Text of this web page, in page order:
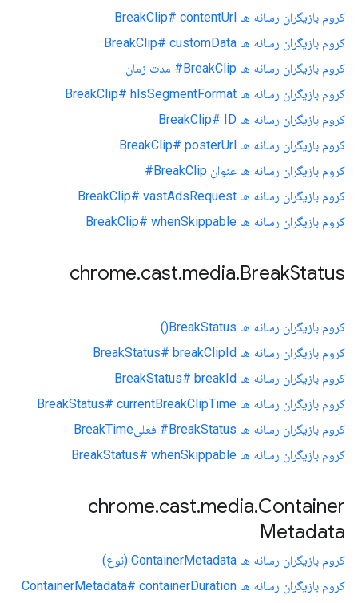
کروم بازیگران رسانه ها BreakClip# contentUrl
کروم بازیگران رسانه ها BreakClip# customData
کروم بازیگران رسانه ها BreakClip# مدت زمان
کروم بازیگران رسانه ها BreakClip# hlsSegmentFormat
کروم بازیگران رسانه ها BreakClip# ID
کروم بازیگران رسانه ها BreakClip# posterUrl
کروم بازیگران رسانه ها عنوان BreakClip#
کروم بازیگران رسانه ها BreakClip# vastAdsRequest
کروم بازیگران رسانه ها BreakClip# whenSkippable
chrome.cast.media.BreakStatus
کروم بازیگران رسانه ها BreakStatus()
کروم بازیگران رسانه ها BreakStatus# breakClipId
کروم بازیگران رسانه ها BreakStatus# breakId
کروم بازیگران رسانه ها BreakStatus# currentBreakClipTime
کروم بازیگران رسانه ها BreakStatus# فعلیBreakTime
کروم بازیگران رسانه ها BreakStatus# whenSkippable
chrome.cast.media.Container
Metadata
کروم بازیگران رسانه ها ContainerMetadata (نوع)
کروم بازیگران رسانه ها ContainerMetadata# containerDuration